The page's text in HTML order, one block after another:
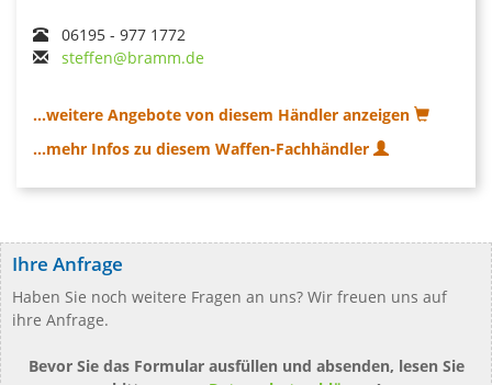
06195 - 977 1772
steffen@bramm.de
...weitere Angebote von diesem Händler anzeigen
...mehr Infos zu diesem Waffen-Fachhändler
Ihre Anfrage
Haben Sie noch weitere Fragen an uns? Wir freuen uns auf
ihre Anfrage.
Bevor Sie das Formular ausfüllen und absenden, lesen Sie